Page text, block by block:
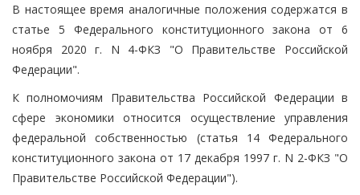
В настоящее время аналогичные положения содержатся в
статье 5 Федерального конституционного закона от 6
ноября 2020 г. N 4-ФКЗ "О Правительстве Российской
Федерации".
К полномочиям Правительства Российской Федерации в
сфере экономики относится осуществление управления
федеральной собственностью (статья 14 Федерального
конституционного закона от 17 декабря 1997 г. N 2-ФКЗ "О
Правительстве Российской Федерации").